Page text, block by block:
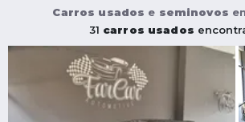
Carros usados e seminovos
31 carros usados